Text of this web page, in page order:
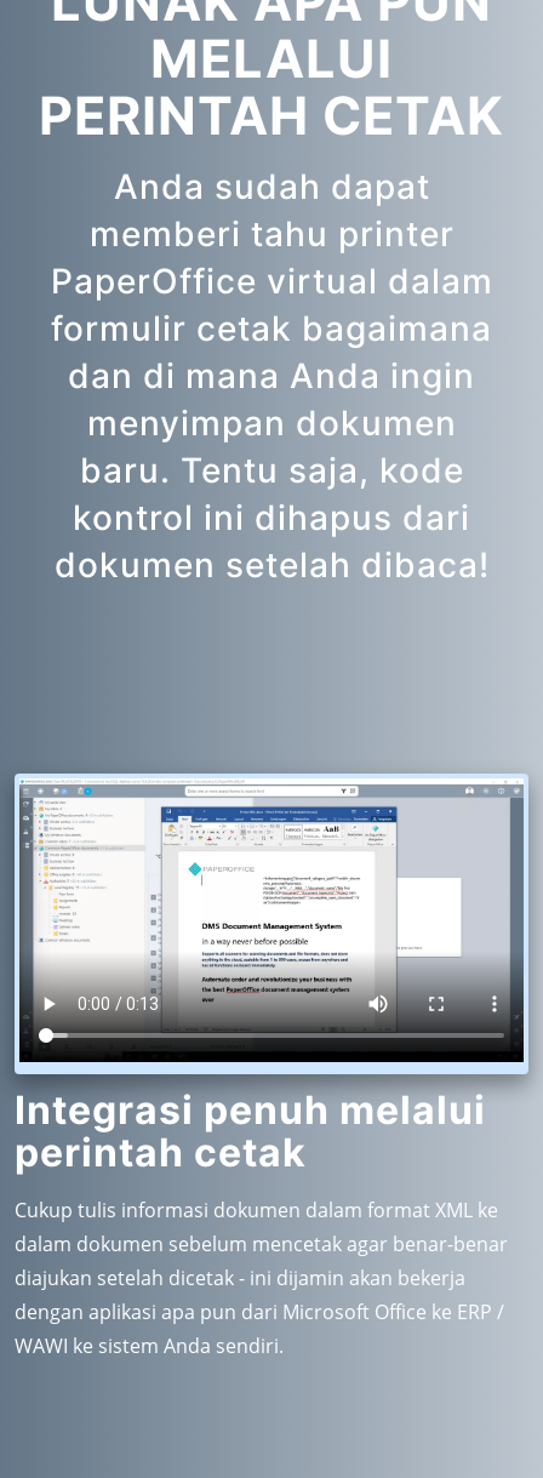
MELALUI
PERINTAH CETAK
Anda sudah dapat
memberi tahu printer
PaperOffice virtual dalam
formulir cetak bagaimana
dan di mana Anda ingin
menyimpan dokumen
baru. Tentu saja, kode
kontrol ini dihapus dari
dokumen setelah dibaca!
Integrasi penuh melalui
perintah cetak
Cukup tulis informasi dokumen dalam format XML ke
dalam dokumen sebelum mencetak agar benar-benar
diajukan setelah dicetak - ini dijamin akan bekerja
dengan aplikasi apa pun dari Microsoft Office ke ERP /
WAWI ke sistem Anda sendiri.